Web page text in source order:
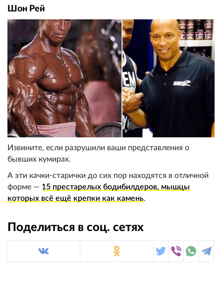
Шон Рей
Извините, если разрушили ваши представления о
бывших кумирах.
А эти качки-старички до сих пор находятся в отличной
форме — 15 престарелых бодибилдеров, мышцы
которых всё ещё крепки как камень.
Поделиться в соц. сетях